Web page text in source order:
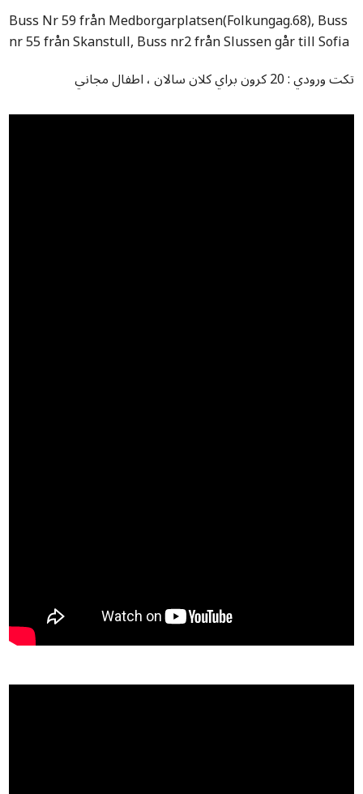
Buss Nr 59 från Medborgarplatsen(Folkungag.68), Buss
nr 55 från Skanstull, Buss nr2 från Slussen går till Sofia
تکت ورودي : 20 کرون براي کلان سالان ، اطفال مجاني